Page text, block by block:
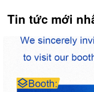
Tin tức mới